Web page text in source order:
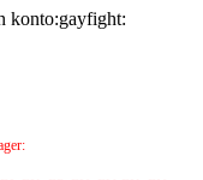
konto:gayfight: